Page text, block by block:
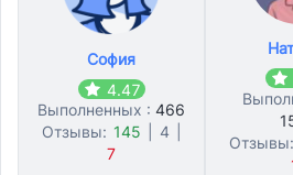
София
4.47
Выполненных : 466
Отзывы: 145 4
7
Отзывы: